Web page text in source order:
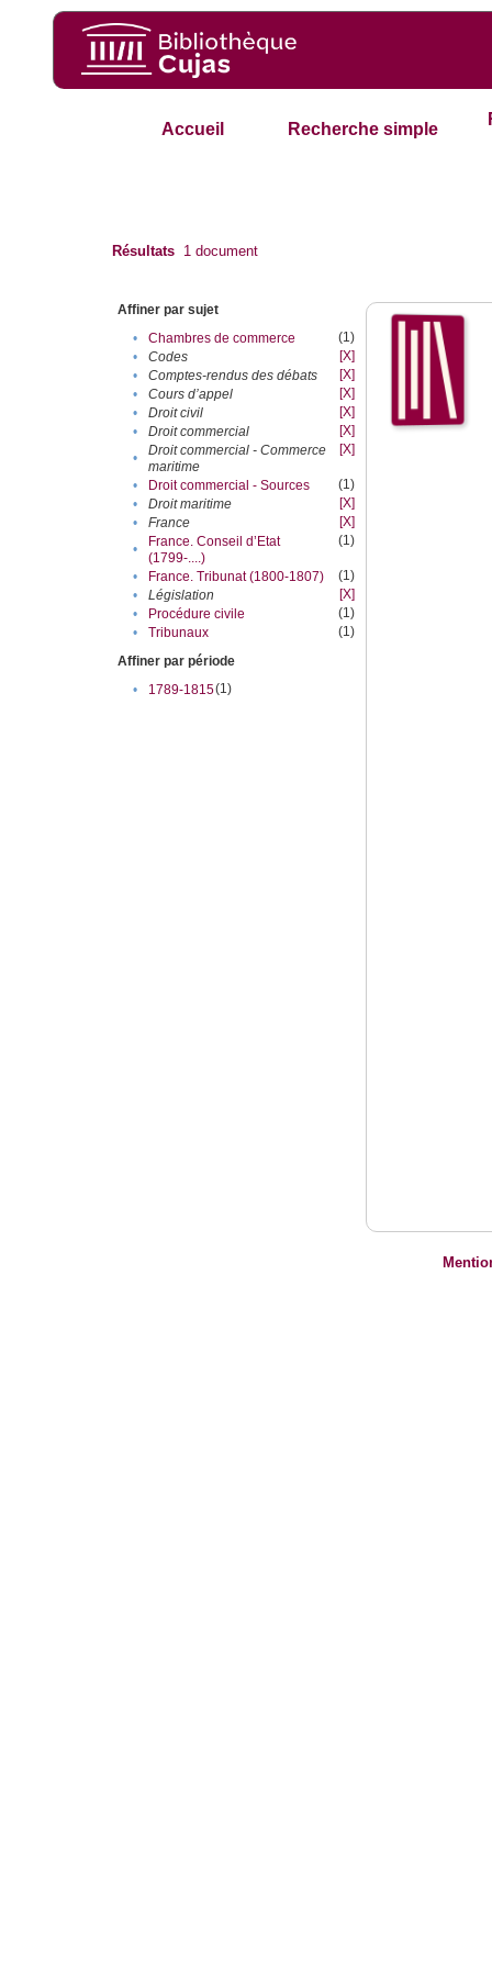
Accueil Recherche simple
Résultats 1 document
Affiner par sujet
•
Chambres de commerce
(1)
•
Codes
[X]
•
Comptes-rendus des débats
[X]
•
Cours d’appel
[X]
•
Droit civil
[X]
•
Droit commercial
[X]
•
Droit commercial - Commerce
maritime
[X]
• Droit commercial - Sources
(1)
•
Droit maritime
[X]
•
France
[X]
•
France. Conseil d’Etat
(1799-....)
(1)
• France. Tribunat (1800-1807)
(1)
•
Législation
[X]
•
Procédure civile
(1)
•
Tribunaux
(1)
Affiner par période
•
1789-1815(1)